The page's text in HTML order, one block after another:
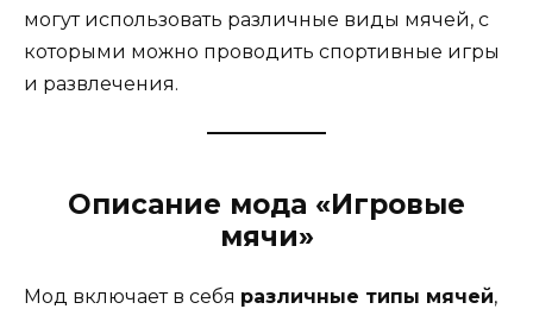
могут использовать различные виды мячей, с
которыми можно проводить спортивные игры
и развлечения.
Описание мода «Игровые
мячи»
Мод включает в себя различные типы мячей,